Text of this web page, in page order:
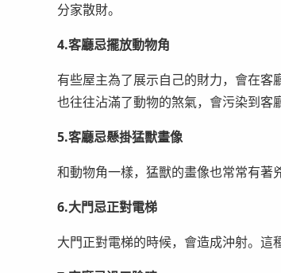
分家散財。
4.客廳忌擺放動物角
有些屋主為了展示自己的財力，會在客
也往往沾滿了動物的煞氣，會污染到客
5.客廳忌懸掛猛獸畫像
和動物角一樣，猛獸的畫像也常常有著
6.大門忌正對電梯
大門正對電梯的時候，會造成沖射。這